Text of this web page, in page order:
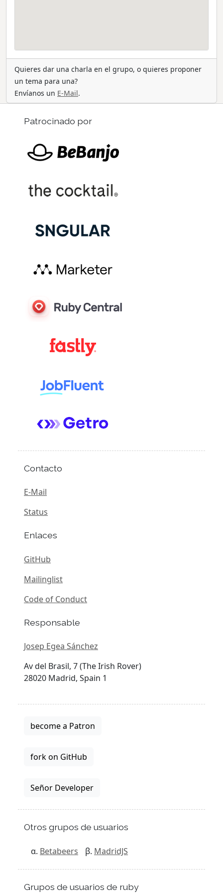
Quieres dar una charla en el grupo, o quieres proponer
un tema para una?
Envíanos un E-Mail.
Patrocinado por
Contacto
E-Mail
Status
Enlaces
GitHub
Mailinglist
Code of Conduct
Responsable
Josep Egea Sánchez
Av del Brasil, 7 (The Irish Rover)
28020 Madrid, Spain 1
become a Patron
fork on GitHub
Señor Developer
Otros grupos de usuarios
Betabeers MadridJS
Grupos de usuarios de ruby